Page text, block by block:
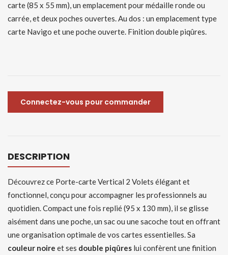
carte (85 x 55 mm), un emplacement pour médaille ronde ou
carrée, et deux poches ouvertes. Au dos : un emplacement type
carte Navigo et une poche ouverte. Finition double piqûres.
Connectez-vous pour commander
DESCRIPTION
Découvrez ce Porte-carte Vertical 2 Volets élégant et
fonctionnel, conçu pour accompagner les professionnels au
quotidien. Compact une fois replié (95 x 130 mm), il se glisse
aisément dans une poche, un sac ou une sacoche tout en offrant
une organisation optimale de vos cartes essentielles. Sa
couleur noire et ses double piqûres lui confèrent une finition